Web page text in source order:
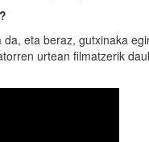
eta beraz, gutxinaka
urtean filmatzerik